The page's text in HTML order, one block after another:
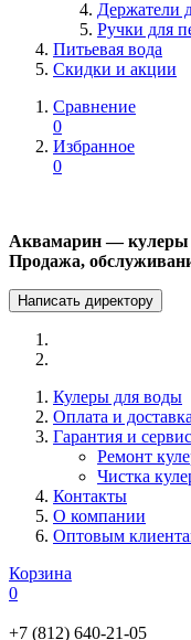
Держатели
Ручки для
Питьевая вода
Скидки и акции
Сравнение
0
Избранное
0
Аквамарин — кулеры
Продажа,
Написать директору
Кулеры для воды
Оплата и доставка
Гарантия и сервис
Ремонт
Чистка
Контакты
О компании
Оптовым
Корзина
0
+7 (812) 640-21-05